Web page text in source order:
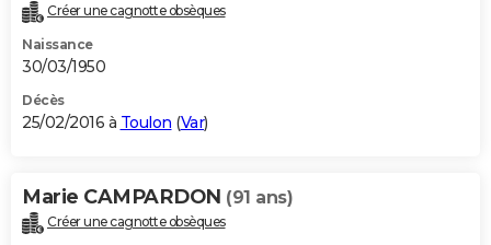
Créer une cagnotte obsèques
Naissance
30/03/1950
Décès
25/02/2016 à Toulon (Var)
Marie CAMPARDON (91 ans)
Créer une cagnotte obsèques